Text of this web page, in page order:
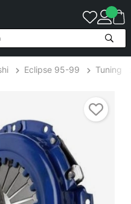
Eclipse 95-99 Tuning